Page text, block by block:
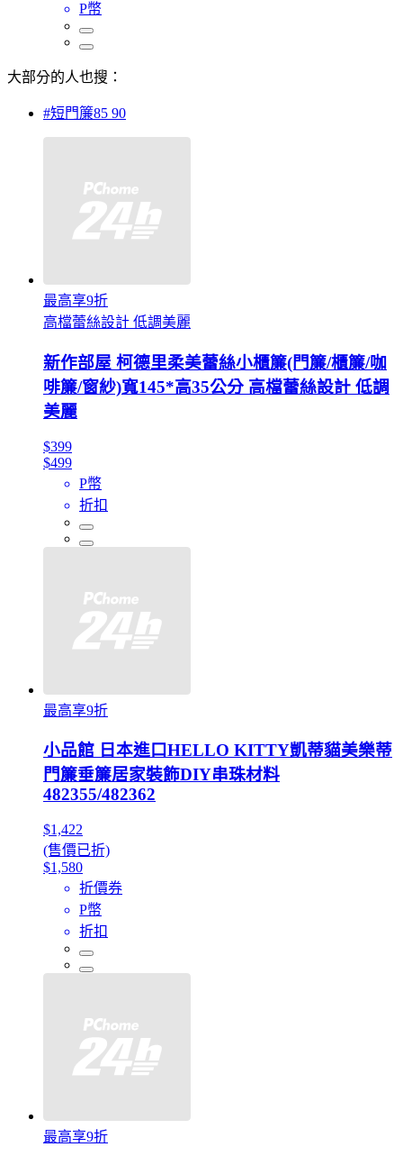
P幣
大部分的人也搜：
#短門簾85 90
最高享9折
高檔蕾絲設計 低調美麗
新作部屋 柯德里柔美蕾絲小櫃簾(門簾/櫃簾/咖
啡簾/窗紗)寬145*高35公分 高檔蕾絲設計 低調
美麗
$399
$499
P幣
折扣
最高享9折
小品館 日本進口HELLO KITTY凱蒂貓美樂蒂
門簾垂簾居家裝飾DIY串珠材料
482355/482362
$1,422
(售價已折)
$1,580
折價券
P幣
折扣
最高享9折